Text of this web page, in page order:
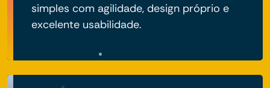
simples com agilidade, design próprio e
excelente usabilidade.